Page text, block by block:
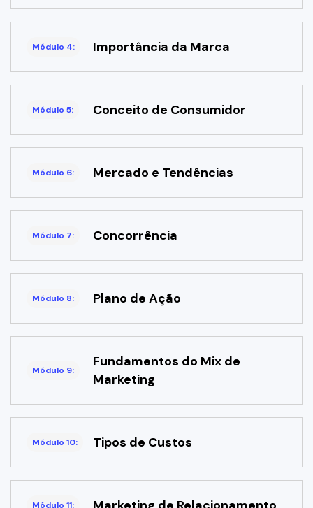
Módulo 4: Importância da Marca
Módulo 5: Conceito de Consumidor
Módulo 6: Mercado e Tendências
Módulo 7: Concorrência
Módulo 8: Plano de Ação
Módulo 9:
Fundamentos do Mix de
Marketing
Módulo 10: Tipos de Custos
Módulo 11: